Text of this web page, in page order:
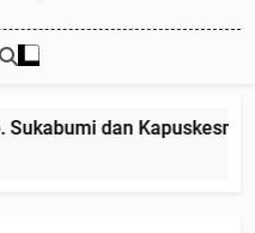
dan Kapuskesmas